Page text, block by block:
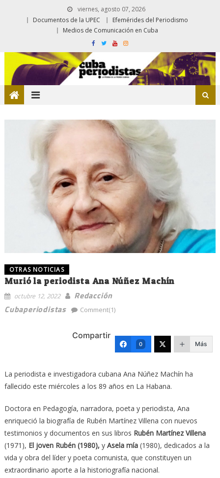
viernes, agosto 07, 2026
Documentos de la UPEC
Efemérides del Periodismo
Medios de Comunicación en Cuba
OTRAS NOTICIAS
Murió la periodista Ana Núñez Machín
octubre 12, 2022
Redacción
Cubaperiodistas
Comment(1)
Compartir
0 Más
La periodista e investigadora cubana Ana Núñez Machín ha
fallecido este miércoles a los 89 años en La Habana.
Doctora en Pedagogía, narradora, poeta y periodista, Ana
enriqueció la biografía de Rubén Martínez Villena con nuevos
testimonios y documentos en sus libros Rubén Martínez Villena
(1971), El joven Rubén (1980), y Asela mía(1980), dedicados a la
vida y obra del líder y poeta comunista, que constituyen un
extraordinario aporte a la historiografía nacional.